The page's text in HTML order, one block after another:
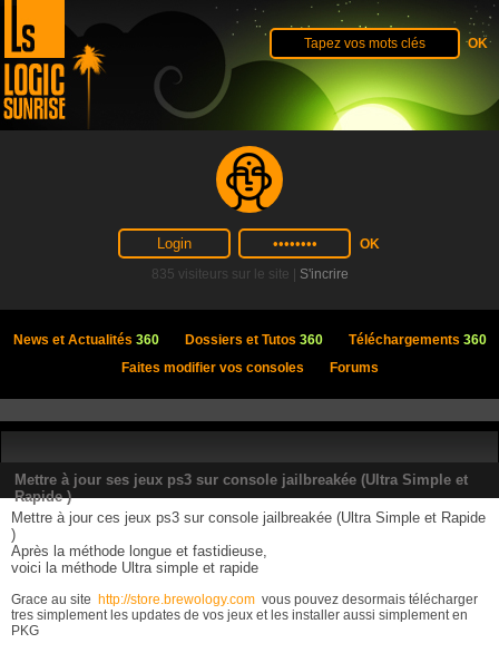
835 visiteurs sur le site | S'incrire
News et Actualités 360 Dossiers et Tutos 360 Téléchargements 360
Faites modifier vos consoles
Forums
Mettre à jour ses jeux ps3 sur console jailbreakée (Ultra Simple et
Rapide )
Mettre à jour ces jeux ps3 sur console jailbreakée (Ultra Simple et Rapide
)
Après la méthode longue et fastidieuse,
voici la méthode Ultra simple et rapide
Grace au site http://store.brewology.com vous pouvez desormais télécharger
tres simplement les updates de vos jeux et les installer aussi simplement en
PKG